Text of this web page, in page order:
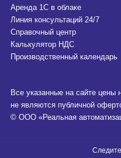
Аренда 1С в облаке
Линия консультаций 24/7
Справочный центр
Калькулятор НДС
Производственный календарь
Все указанные на сайте цены
не являются публичной
© ООО «Реальная